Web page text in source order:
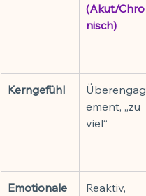
(Akut/Chro
nisch)
Kerngefühl
Überengag
ement, „zu
viel“
Emotionale
Reaktiv,